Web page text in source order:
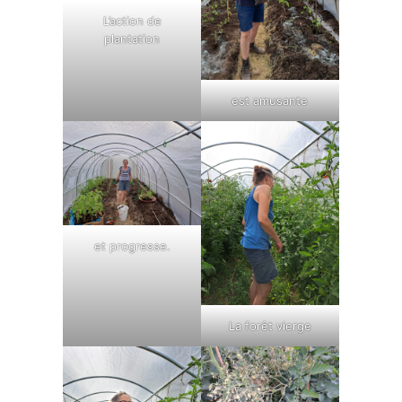
L’action de
plantation
est amusante
et progresse.
La forêt vierge